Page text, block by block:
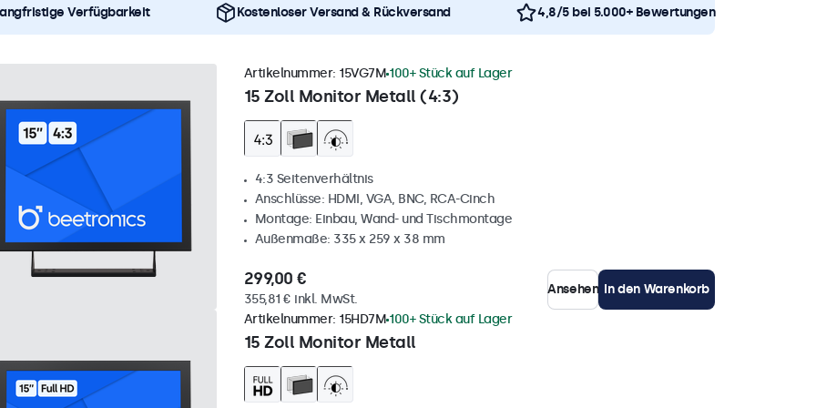
Verfügbarkeit Kostenloser Versand & Rückversand 4,8/5 bei 5.000+ Bewertungen
15 Zoll Monitor Metall (4:3)
Artikelnummer: 15VG7M 100+ Stück auf Lager
4:3 Seitenverhältnis
Anschlüsse: HDMI, VGA, BNC, RCA-Cinch
Montage: Einbau, Wand- und Tischmontage
Außenmaße: 335 x 259 x 38 mm
299,00 €
355,81 € inkl. MwSt.
Ansehen In den Warenkorb
15 Zoll Monitor Metall
Artikelnummer: 15HD7M 100+ Stück auf Lager